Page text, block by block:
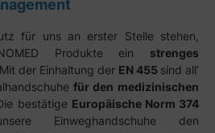
für uns an erster Stelle stehen,
Produkte ein strenges
der Einhaltung der EN 455 sind all‘
für den medizinischen
bestätige Europäische Norm 374
Einweghandschuhe den